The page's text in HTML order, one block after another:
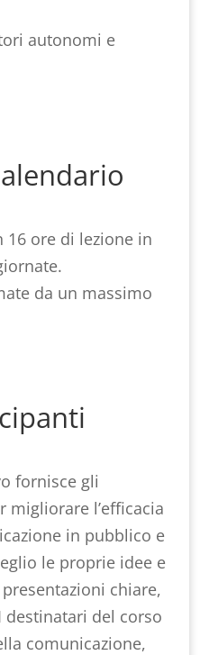
autonomi e
ore di lezione in
da un massimo
fornisce gli
l’efficacia
in pubblico e
le proprie idee e
chiare,
del corso
comunicazione,